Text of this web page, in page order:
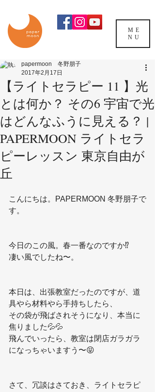
ME
NU
【ライトセラピー 11 】光
とは何か？ その6 宇宙で光
はどんなふうに見える？ |
PAPERMOON ライトセラ
ピーレッスン 東京自由が
丘
papermoon 冬野朋子
2017年2月17日
こんにちは。PAPERMOON 冬野朋子で
す。
今日のこの風。春一番なのですか⁉️
凄い風でしたね〜。
本日は、出張教室だったのですが、道
具やら材料やら手持ちしたら、
その袋が飛ばされそうになり、本当に
焦りました💦💦
飛んでいったら、教室は閉店ガラガラ
になっちゃいますう〜😝
さて、冗談はさておき、ライトセラピ